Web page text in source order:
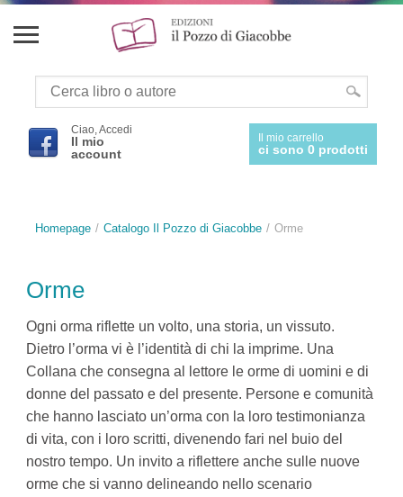
Ciao, Accedi
Il mio
account
Il mio carrello
ci sono 0 prodotti
Homepage Catalogo Il Pozzo di Giacobbe Orme
Orme
Ogni orma riflette un volto, una storia, un vissuto.
Dietro l’orma vi è l’identità di chi la imprime. Una
Collana che consegna al let­tore le orme di uomini e di
donne del passato e del presente. Per­sone e comunità
che hanno lasciato un’orma con la loro testimo­nianza
di vita, con i loro scritti, divenendo fari nel buio del
nostro tempo. Un invito a riflettere anche sulle nuove
orme che si vanno delineando nello scenario